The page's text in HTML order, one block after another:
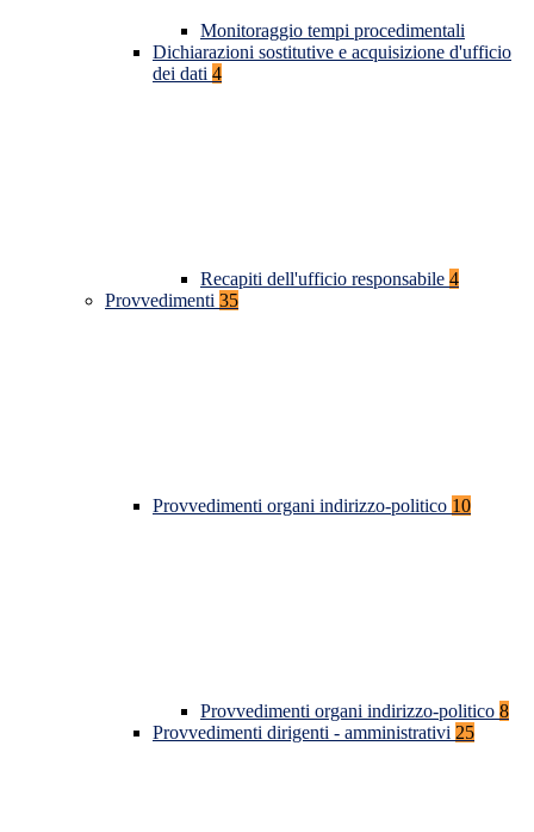
Monitoraggio tempi procedimentali
Dichiarazioni sostitutive e acquisizione d'ufficio
dei dati 4
Recapiti dell'ufficio responsabile 4
Provvedimenti 35
Provvedimenti organi indirizzo-politico 10
Provvedimenti organi indirizzo-politico 8
Provvedimenti dirigenti - amministrativi 25